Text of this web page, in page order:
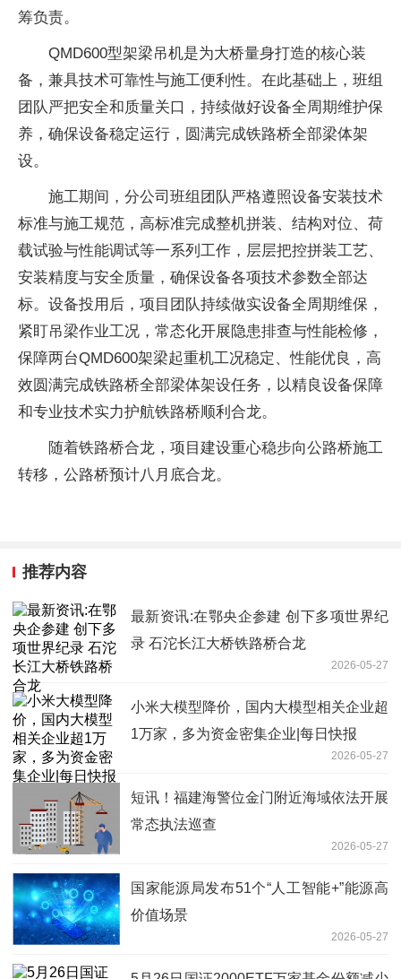
筹负责。
QMD600型架梁吊机是为大桥量身打造的核心装
备，兼具技术可靠性与施工便利性。在此基础上，班组
团队严把安全和质量关口，持续做好设备全周期维护保
养，确保设备稳定运行，圆满完成铁路桥全部梁体架
设。
施工期间，分公司班组团队严格遵照设备安装技术
标准与施工规范，高标准完成整机拼装、结构对位、荷
载试验与性能调试等一系列工作，层层把控拼装工艺、
安装精度与安全质量，确保设备各项技术参数全部达
标。设备投用后，项目团队持续做实设备全周期维保，
紧盯吊梁作业工况，常态化开展隐患排查与性能检修，
保障两台QMD600架梁起重机工况稳定、性能优良，高
效圆满完成铁路桥全部梁体架设任务，以精良设备保障
和专业技术实力护航铁路桥顺利合龙。
随着铁路桥合龙，项目建设重心稳步向公路桥施工
转移，公路桥预计八月底合龙。
推荐内容
最新资讯:在鄂央企参建 创下多项世界纪
录 石沱长江大桥铁路桥合龙
2026-05-27
小米大模型降价，国内大模型相关企业超
1万家，多为资金密集企业|每日快报
2026-05-27
短讯！福建海警位金门附近海域依法开展
常态执法巡查
2026-05-27
国家能源局发布51个“人工智能+”能源高
价值场景
2026-05-27